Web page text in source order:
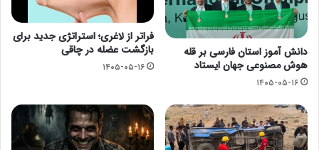
دانش آموز استان فارسی بر قله
هوش مصنوعی جهان ایستاد
۱۴۰۵-۰۵-۱۶
فراتر از لاغری؛ استراتژی جدید برای
بازگشت عضله در چاقی
۱۴۰۵-۰۵-۱۶